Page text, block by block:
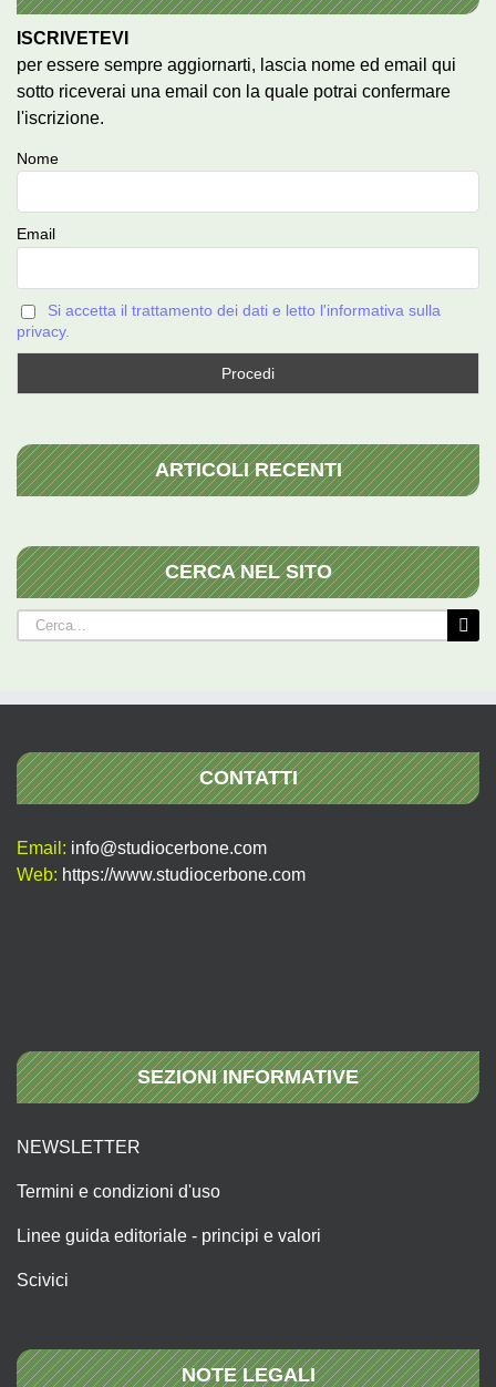
ISCRIVETEVI
per essere sempre aggiornarti, lascia nome ed email qui
sotto riceverai una email con la quale potrai confermare
l'iscrizione.
Nome
Email
Si accetta il trattamento dei dati e letto l'informativa sulla
privacy.
ARTICOLI RECENTI
CERCA NEL SITO
Cerca
per:
CONTATTI
Email: info@studiocerbone.com
Web: https://www.studiocerbone.com
SEZIONI INFORMATIVE
NEWSLETTER
Termini e condizioni d'uso
Linee guida editoriale - principi e valori
Scivici
NOTE LEGALI